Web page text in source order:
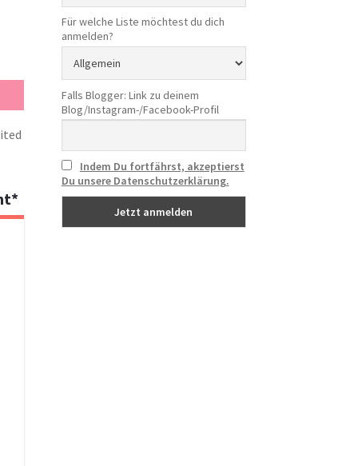
Für welche Liste möchtest du dich
anmelden?
Falls Blogger: Link zu deinem
Blog/Instagram-/Facebook-Profil
Indem Du fortfährst, akzeptierst
Du unsere Datenschutzerklärung.